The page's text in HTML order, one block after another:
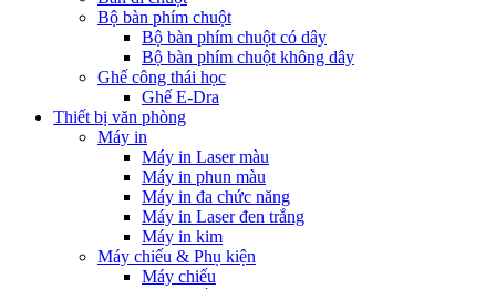
Bộ bàn phím chuột
Bộ bàn phím chuột có dây
Bộ bàn phím chuột không dây
Ghế công thái học
Ghế E-Dra
Thiết bị văn phòng
Máy in
Máy in Laser màu
Máy in phun màu
Máy in đa chức năng
Máy in Laser đen trắng
Máy in kim
Máy chiếu & Phụ kiện
Máy chiếu